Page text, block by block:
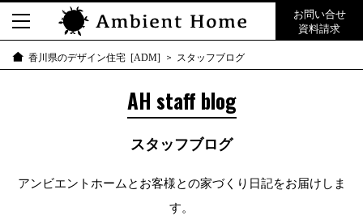
お問い合せ
資料請求
香川県のデザイン住宅 [ADM] スタッフブログ
AH staff blog
スタッフブログ
アンビエントホームとお客様との家づくり日記をお届けしま
す。